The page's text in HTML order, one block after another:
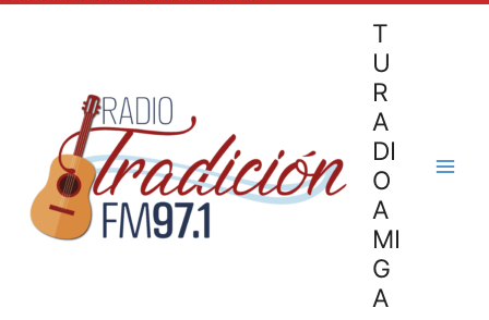
T
U
R
A
DI
O
A
MI
G
A